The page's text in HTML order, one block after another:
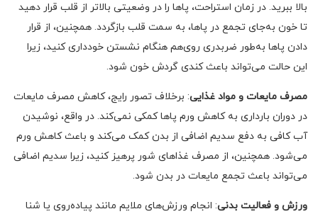
بالا ببرید. در زمان استراحت، پاها را در وضعیتی بالاتر از قلب قرار دهید
تا خون به‌جای تجمع در پاها، به سمت قلب بازگردد. همچنین، از قرار
دادن پاها به‌طور ضربدری روی‌هم هنگام نشستن خودداری کنید، زیرا
این حالت می‌تواند باعث کندی گردش خون شود.
مصرف مایعات و مواد غذایی: برخلاف تصور رایج، کاهش مصرف مایعات
در دوران بارداری به کاهش ورم پاها کمکی نمی‌کند. در واقع، نوشیدن
آب کافی به دفع سدیم اضافی از بدن کمک می‌کند و باعث کاهش ورم
می‌شود. همچنین، از مصرف غذاهای شور پرهیز کنید، زیرا سدیم اضافی
می‌تواند باعث تجمع مایعات در بدن شود.
ورزش و فعالیت بدنی: انجام ورزش‌های ملایم مانند پیاده‌روی یا شنا